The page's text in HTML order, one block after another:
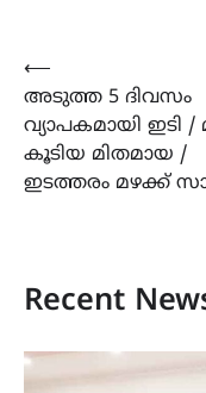
Post
navigation
⟵
അടുത്ത 5 ദിവസം
വ്യാപകമായി ഇടി /
കൂടിയ മിതമായ /
ഇടത്തരം മഴക്ക്
Recent